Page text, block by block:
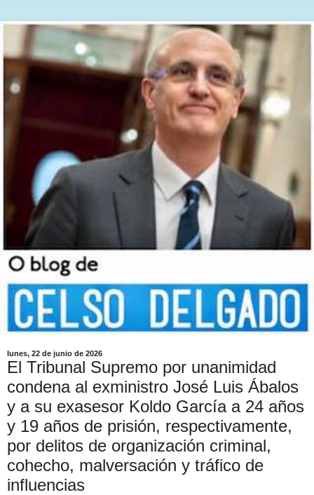
lunes, 22 de junio de 2026
El Tribunal Supremo por unanimidad
condena al exministro José Luis Ábalos
y a su exasesor Koldo García a 24 años
y 19 años de prisión, respectivamente,
por delitos de organización criminal,
cohecho, malversación y tráfico de
influencias